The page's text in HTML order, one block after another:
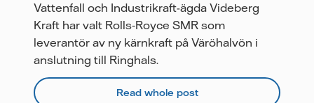
Videor
Vattenfall och Industrikraft-ägda Videberg
Kraft har valt Rolls‑Royce SMR som
leverantör av ny kärnkraft på Väröhalvön i
anslutning till Ringhals.
Read whole post